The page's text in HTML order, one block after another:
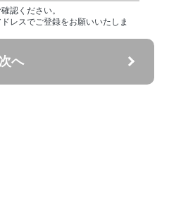
認ください。
レスでご登録をお願いいたしま
次へ